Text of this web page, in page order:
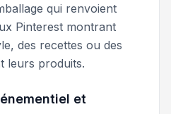
qui renvoient
Pinterest montrant
des recettes ou des
leurs produits.
et